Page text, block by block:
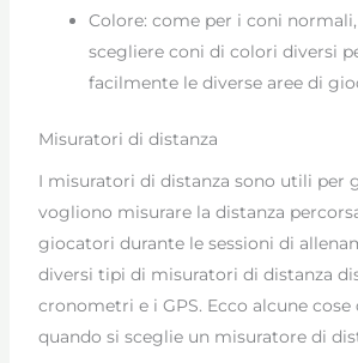
Colore: come per i coni
scegliere coni di colori diversi
facilmente le diverse aree di
Misuratori di distanza
I misuratori di distanza sono utili per
vogliono misurare la distanza
giocatori durante le sessioni di
diversi tipi di misuratori di distanza
cronometri e i GPS. Ecco alcune cose
quando si sceglie un misuratore di